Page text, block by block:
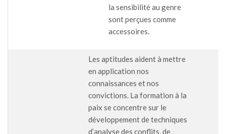
la sensibilité au genre
sont perçues comme
accessoires.
Les aptitudes aident à mettre
en application nos
connaissances et nos
convictions. La formation à la
paix se concentre sur le
développement de techniques
d’analyse des conflits, de